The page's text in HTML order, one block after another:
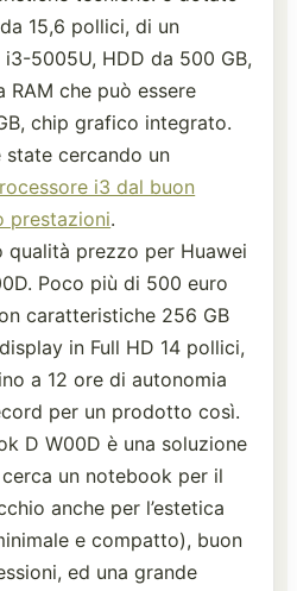
15,6 pollici, di un
5005U, HDD da 500 GB,
RAM che può essere
chip grafico integrato.
state cercando un
i3 dal buon
prestazioni.
prezzo per Huawei
Poco più di 500 euro
caratteristiche 256 GB
in Full HD 14 pollici,
a 12 ore di autonomia
per un prodotto così.
D W00D è una soluzione
un notebook per il
anche per l’estetica
e compatto), buon
ed una grande